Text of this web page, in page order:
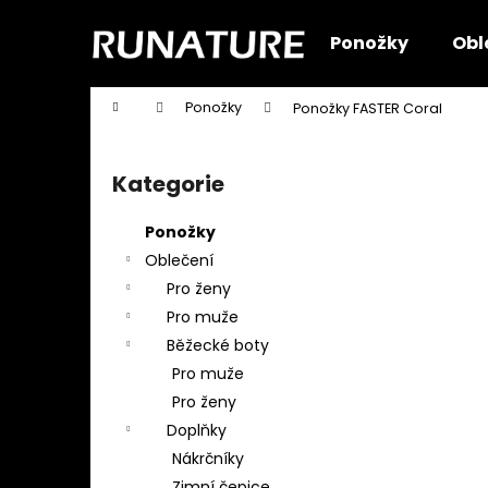
Ponožky
Domů Ponožky Ponožky FASTER Coral
Přeskočit
kategorie
Kategorie
Ponožky
Oblečení
Pro ženy
Pro muže
Běžecké boty
Pro muže
Pro ženy
Doplňky
Nákrčníky
Zpět
Zpět